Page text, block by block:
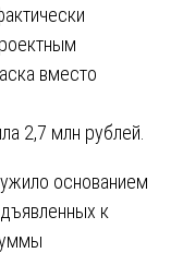
вместо
2,7 млн рублей.
основанием
к